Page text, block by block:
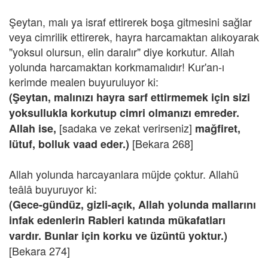
Şeytan, malı ya israf ettirerek boşa gitmesini sağlar
veya cimrilik ettirerek, hayra harcamaktan alıkoyarak
"yoksul olursun, elin daralır" diye korkutur. Allah
yolunda harcamaktan korkmamalıdır! Kur'an-ı
kerimde mealen buyuruluyor ki:
(Şeytan, malınızı hayra sarf ettirmemek için sizi
yoksullukla korkutup cimri olmanızı emreder.
Allah ise, [sadaka ve zekat verirseniz] mağfiret,
lütuf, bolluk vaad eder.) [Bekara 268]
Allah yolunda harcayanlara müjde çoktur. Allahü
teâlâ buyuruyor ki:
(Gece-gündüz, gizli-açık, Allah yolunda mallarını
infak edenlerin Rableri katında mükafatları
vardır. Bunlar için korku ve üzüntü yoktur.)
[Bekara 274]